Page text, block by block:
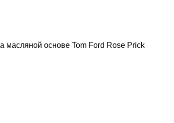
масляной основе Tom Ford Rose Prick